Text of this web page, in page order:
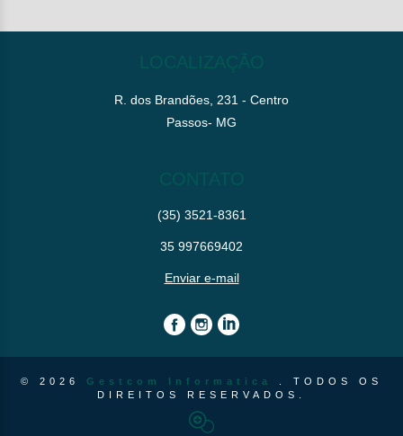
LOCALIZAÇÃO
R. dos Brandões, 231 - Centro
Passos- MG
CONTATO
(35) 3521-8361
35 997669402
Enviar e-mail
© 2026 Gestcom Informatica
. TODOS OS
DIREITOS RESERVADOS.